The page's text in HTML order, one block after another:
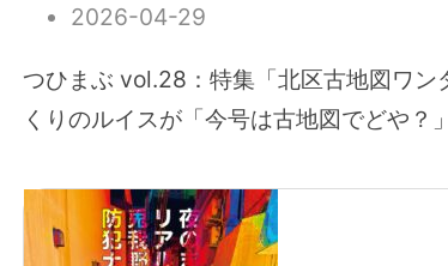
2026-04-29
つひまぶ vol.28：特集「北区古地図ワン
くりのルイスが「今号は古地図でどや